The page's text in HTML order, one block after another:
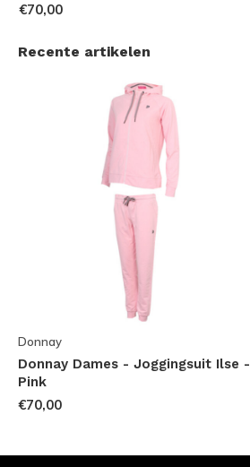
€70,00
Recente artikelen
Donnay
Donnay Dames - Joggingsuit Ilse -
Pink
€70,00